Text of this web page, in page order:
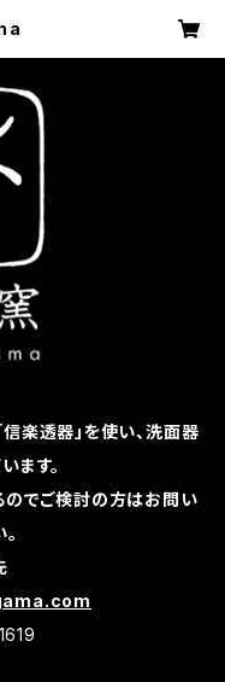
楽透器」を使い、洗面器
ます。
のでご検討の方はお問い